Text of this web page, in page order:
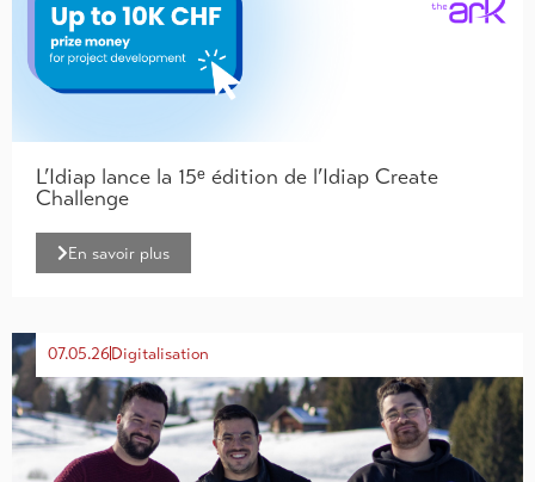
L’Idiap lance la 15ᵉ édition de l’Idiap Create
Challenge
En savoir plus
07.05.26Digitalisation